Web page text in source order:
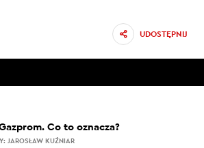
UDOSTĘPNIJ
Co to oznacza?
JAROSŁAW KUŹNIAR